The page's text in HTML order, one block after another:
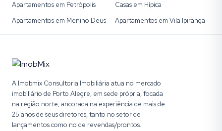
Apartamentos em Petrópolis
Casas em Hípica
Apartamentos em Menino Deus
Apartamentos em Vila Ipiranga
A Imobmix Consultoria Imobiliária atua no mercado
imobiliário de Porto Alegre, em sede própria, focada
na região norte, ancorada na experiência de mais de
25 anos de seus diretores, tanto no setor de
lançamentos como no de revendas/prontos.